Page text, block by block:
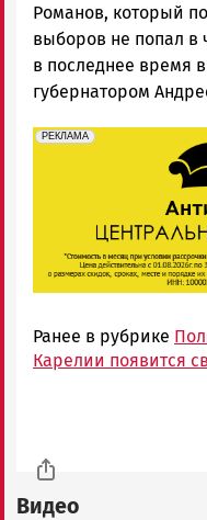
Романов, который
выборов не попал в
в последнее время
губернатором
erid: 2SDnjeFymr3
РЕКЛАМА
Реклама
Ранее в рубрике
Карелии появится
Видео